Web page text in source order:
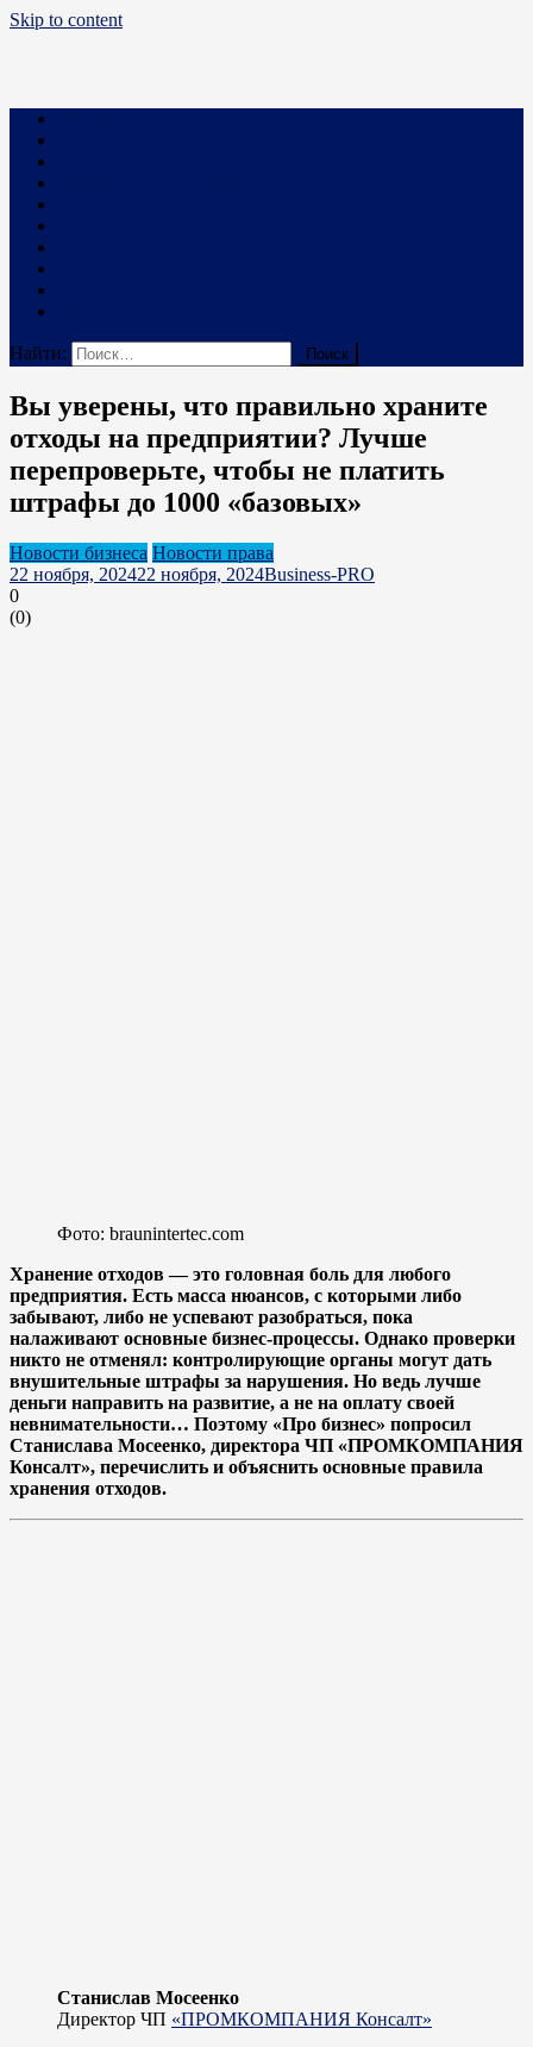
Skip to content
Business PRO
Новости про бизнес и не только
Найти:
Вы уверены, что правильно храните
отходы на предприятии? Лучше
перепроверьте, чтобы не платить
штрафы до 1000 «базовых»
Новости бизнеса Новости права
22 ноября, 202422 ноября, 2024Business-PRO
0
(0)
Фото: braunintertec.com
Хранение отходов — это головная боль для любого
предприятия. Есть масса нюансов, с которыми либо
забывают, либо не успевают разобраться, пока
налаживают основные бизнес-процессы. Однако проверки
никто не отменял: контролирующие органы могут дать
внушительные штрафы за нарушения. Но ведь лучше
деньги направить на развитие, а не на оплату своей
невнимательности… Поэтому «Про бизнес» попросил
Станислава Мосеенко, директора ЧП «ПРОМКОМПАНИЯ
Консалт», перечислить и объяснить основные правила
хранения отходов.
Станислав Мосеенко
Директор ЧП «ПРОМКОМПАНИЯ Консалт»